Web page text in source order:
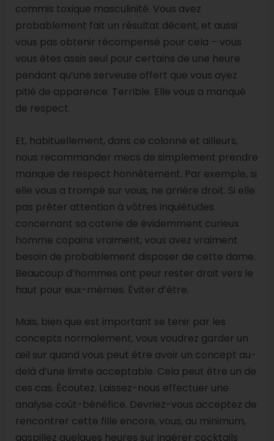
commis toxique masculinité. Vous avez
probablement fait un résultat décent, et aussi
vous pas obtenir récompensé pour cela – vous
vous êtes assis seul pour certains de une heure
pendant qu’une serveuse offert que vous ayez
pitié de apparence. Terrible. Elle vous a manqué
de respect.
Et, habituellement, dans ce colonne et ailleurs,
nous recommander mecs de simplement prendre
manque de respect honnêtement. Par exemple, si
elle vous a trompé sur vous, ne arrière droit. Si elle
pas prêter attention à vôtres inquiétudes
concernant sa coterie de évidemment curieux
homme copains vraiment, vous avez vraiment
besoin de probablement disposer de cette dame.
Beaucoup d’hommes ont peur rester droit vers le
haut pour eux-mêmes. Éviter d’être.
Mais, bien que est important se tenir par les
concepts normalement, vous voudrez garder un
œil sur quand vous peut être avoir un concept au-
delà d’une limite acceptable. Cela peut être un de
ces cas. Écoutez. Laissez-nous effectuer une
analyse coût-bénéfice. Devriez-vous acceptez de
rencontrer cette fille encore, vous, au minimum,
gaspillez quelques heures sur ingérer cocktails